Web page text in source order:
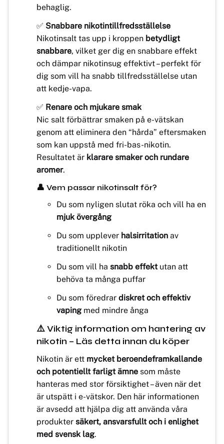
behaglig.
✅ Snabbare nikotintillfredsställelse
Nikotinsalt tas upp i kroppen betydligt
snabbare, vilket ger dig en snabbare effekt
och dämpar nikotinsug effektivt – perfekt för
dig som vill ha snabb tillfredsställelse utan
att kedje-vapa.
✅ Renare och mjukare smak
Nic salt förbättrar smaken på e-vätskan
genom att eliminera den “hårda” eftersmaken
som kan uppstå med fri-bas-nikotin.
Resultatet är klarare smaker och rundare
aromer.
👤 Vem passar nikotinsalt för?
Du som nyligen slutat röka och vill ha en
mjuk övergång
Du som upplever halsirritation av
traditionellt nikotin
Du som vill ha snabb effektutan att
behöva ta många puffar
Du som föredrar diskret och effektiv
vaping med mindre ånga
⚠️ Viktig information om hantering av
nikotin – Läs detta innan du köper
Nikotin är ett mycket beroendeframkallande
och potentiellt farligt ämne som måste
hanteras med stor försiktighet – även när det
är utspätt i e-vätskor. Den här informationen
är avsedd att hjälpa dig att använda våra
produkter säkert, ansvarsfullt och i enlighet
med svensk lag.